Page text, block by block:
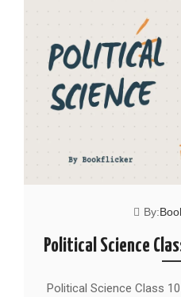
By:
Political Science
Political Science Class